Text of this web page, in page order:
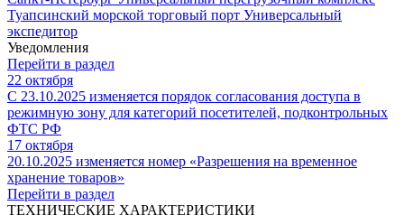
Туапсинский морской торговый порт Универсальный
экспедитор
Уведомления
Перейти в раздел
22 октября
С 23.10.2025 изменяется порядок согласования доступа в
режимную зону для категорий посетителей, подконтрольных
ФТС РФ
17 октября
20.10.2025 изменяется номер «Разрешения на временное
хранение товаров»
Перейти в раздел
ТЕХНИЧЕСКИЕ ХАРАКТЕРИСТИКИ